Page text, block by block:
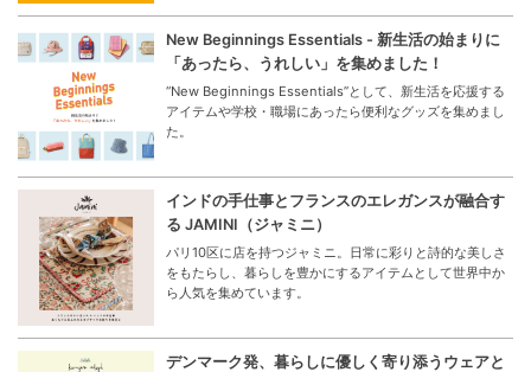
New Beginnings Essentials - 新生活の始まりに
「あったら、うれしい」を集めました！
“New Beginnings Essentials”として、新生活を応援する
アイテムや学校・職場にあったら便利なグッズを集めまし
た。
インドの手仕事とフランスのエレガンスが融合す
る JAMINI（ジャミニ）
パリ10区に店を持つジャミニ。日常に彩りと詩的な美しさ
をもたらし、暮らしを豊かにするアイテムとして世界中か
ら人気を集めています。
デンマーク発、暮らしに優しく寄り添うウェアと